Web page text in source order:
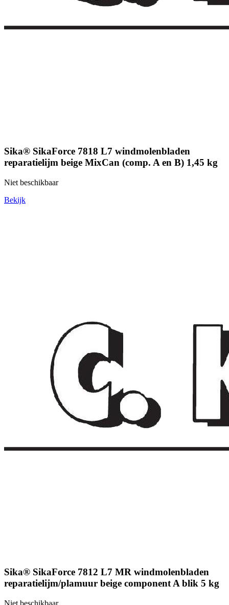
Sika® SikaForce 7818 L7 windmolenbladen
reparatielijm beige MixCan (comp. A en B) 1,45 kg
Niet beschikbaar
Bekijk
Sika® SikaForce 7812 L7 MR windmolenbladen
reparatielijm/plamuur beige component A blik 5 kg